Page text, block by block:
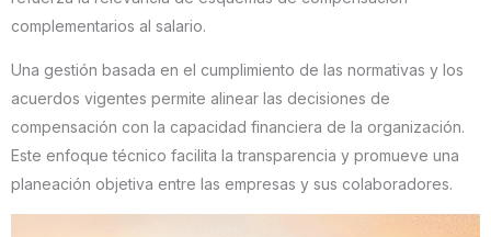
complementarios al salario.
Una gestión basada en el cumplimiento de las normativas y los
acuerdos vigentes permite alinear las decisiones de
compensación con la capacidad financiera de la organización.
Este enfoque técnico facilita la transparencia y promueve una
planeación objetiva entre las empresas y sus colaboradores.